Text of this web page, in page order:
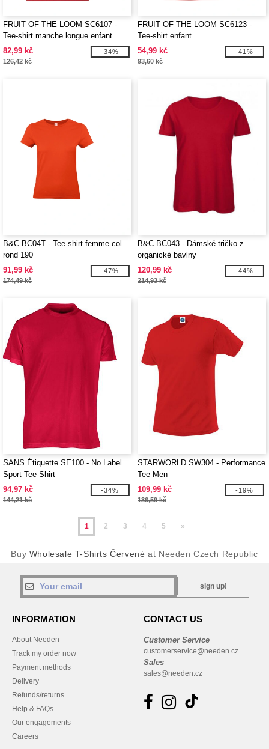
FRUIT OF THE LOOM SC6107 -
Tee-shirt manche longue enfant
82,99 kč
126,42 kč
-34%
FRUIT OF THE LOOM SC6123 -
Tee-shirt enfant
54,99 kč
93,60 kč
-41%
B&C BC04T - Tee-shirt femme col
rond 190
91,99 kč
174,49 kč
-47%
B&C BC043 - Dámské tričko z
organické bavlny
120,99 kč
214,93 kč
-44%
SANS Étiquette SE100 - No Label
Sport Tee-Shirt
94,97 kč
144,21 kč
-34%
STARWORLD SW304 - Performance
Tee Men
109,99 kč
136,59 kč
-19%
1 2 3 4 5 »
Buy Wholesale T-Shirts Červené at Needen Czech Republic
sign up!
INFORMATION
About Needen
Track my order now
Payment methods
Delivery
Refunds/returns
Help & FAQs
Our engagements
Careers
CONTACT US
Customer Service
customerservice@needen.cz
Sales
sales@needen.cz